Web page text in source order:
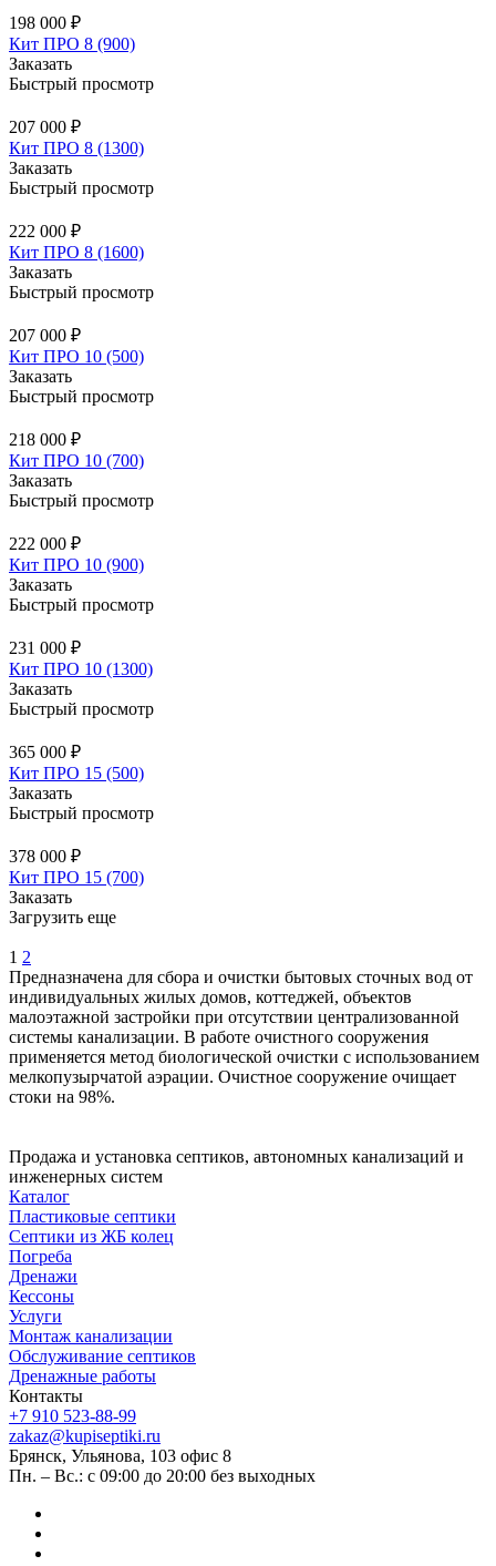
198 000 ₽
Кит ПРО 8 (900)
Заказать
Быстрый просмотр
207 000 ₽
Кит ПРО 8 (1300)
Заказать
Быстрый просмотр
222 000 ₽
Кит ПРО 8 (1600)
Заказать
Быстрый просмотр
207 000 ₽
Кит ПРО 10 (500)
Заказать
Быстрый просмотр
218 000 ₽
Кит ПРО 10 (700)
Заказать
Быстрый просмотр
222 000 ₽
Кит ПРО 10 (900)
Заказать
Быстрый просмотр
231 000 ₽
Кит ПРО 10 (1300)
Заказать
Быстрый просмотр
365 000 ₽
Кит ПРО 15 (500)
Заказать
Быстрый просмотр
378 000 ₽
Кит ПРО 15 (700)
Заказать
Загрузить еще
1 2
Предназначена для сбора и очистки бытовых сточных вод от
индивидуальных жилых домов, коттеджей, объектов
малоэтажной застройки при отсутствии централизованной
системы канализации. В работе очистного сооружения
применяется метод биологической очистки с использованием
мелкопузырчатой аэрации. Очистное сооружение очищает
стоки на 98%.
Продажа и установка септиков, автономных канализаций и
инженерных систем
Каталог
Пластиковые септики
Септики из ЖБ колец
Погреба
Дренажи
Кессоны
Услуги
Монтаж канализации
Обслуживание септиков
Дренажные работы
Контакты
+7 910 523-88-99
zakaz@kupiseptiki.ru
Брянск, Ульянова, 103 офис 8
Пн. – Вс.: с 09:00 до 20:00 без выходных